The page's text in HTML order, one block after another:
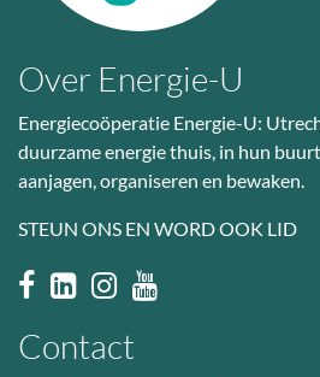
Over Energie-U
Energiecoöperatie Energie-U:
duurzame energie thuis, in hun
aanjagen, organiseren en bewaken.
STEUN ONS EN WORD OOK LID
Contact